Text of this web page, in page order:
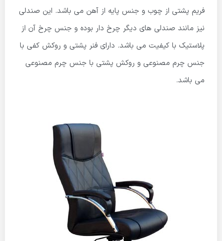
فریم پشتی از چوب و جنس پایه از آهن می باشد. این صندلی
نیز مانند صندلی های دیگر چرخ دار بوده و جنس چرخ آن از
پلاستیک با کیفیت می باشد. دارای فنر پشتی و روکش کفی با
جنس چرم مصنوعی و روکش پشتی با جنس چرم مصنوعی
می باشد.